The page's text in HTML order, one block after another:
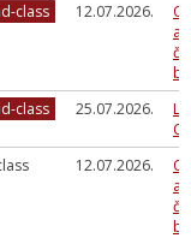
class 12.07.2026.
class 25.07.2026.
12.07.2026.